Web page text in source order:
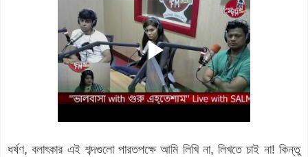
ধর্ষণ, বলাৎকার এই শব্দগুলো পারতপক্ষে আমি লিখি না, লিখতে চাই না! কিন্তু